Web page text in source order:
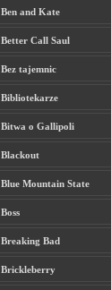
Ben and Kate
Better Call Saul
Bez tajemnic
Bibliotekarze
Bitwa o Gallipoli
Blackout
Blue Mountain State
Boss
Breaking Bad
Brickleberry